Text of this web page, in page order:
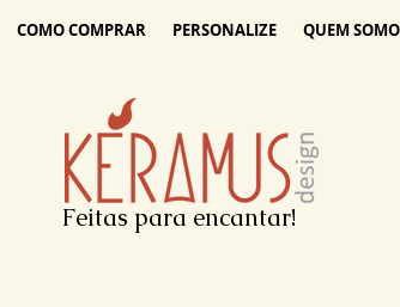
COMO COMPRAR PERSONALIZE QUEM
Feitas para encantar!